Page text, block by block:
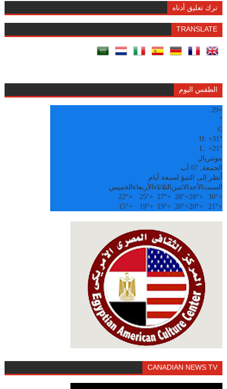
ترك تعليق أدناه
TRANSLATE
الطقس اليوم
+
29
°
C
H:+31°
L:+21°
مونتريال
الجمعة, 07 آب
أنظر إلى التنبؤ لسبعة أيام
السبت الأحدالاثنين الثلاثاء الأربعاء الخميس
+
30°
+
28°
+
28°
+
27°
+
25°
+
22°
+
21°
+
20°
+
20°
+
19°
+
19°
+
15°
CANADIAN NEWS TV